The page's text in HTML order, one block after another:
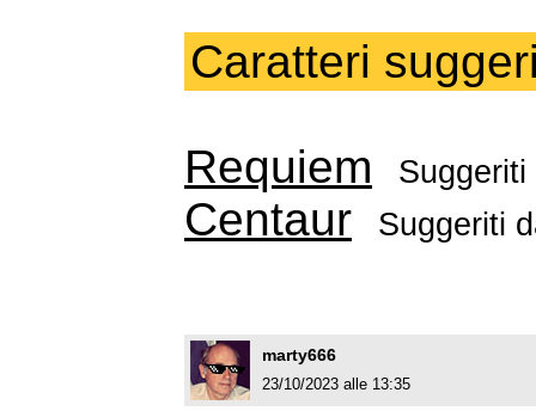
Caratteri
Requiem
Centaur Suggeriti
marty666
23/10/2023 alle 13:35